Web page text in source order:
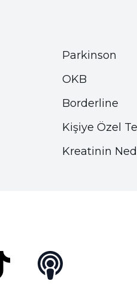
Parkinson
OKB
Borderline
Kişiye Özel
Kreatinin